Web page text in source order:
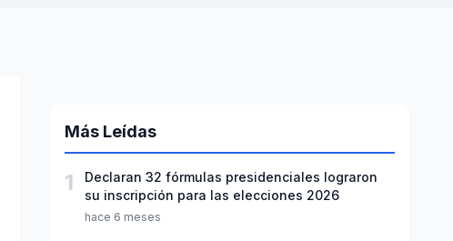
Más Leídas
1
Declaran 32 fórmulas presidenciales lograron
su inscripción para las elecciones 2026
hace 6 meses